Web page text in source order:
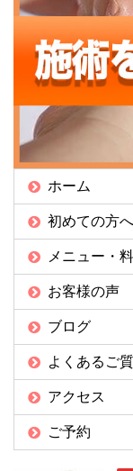
ホーム
初めての方へ
メニュー・
お客様の声
ブログ
よくあるご
アクセス
ご予約